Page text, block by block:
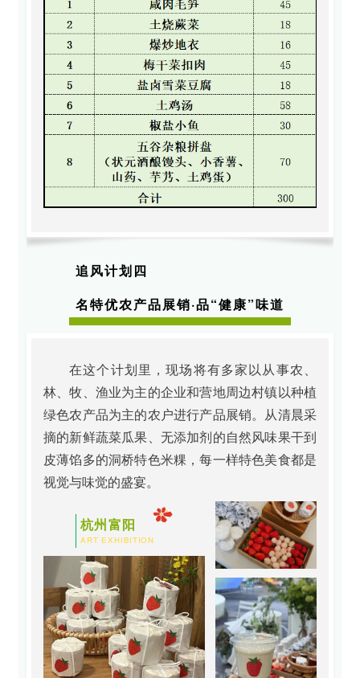
追风计划四
名特优农产品展销·品“健康”味道
在这个计划里，现场将有多家以从事农、
林、牧、渔业为主的企业和营地周边村镇以种植
绿色农产品为主的农户进行产品展销。从清晨采
摘的新鲜蔬菜瓜果、无添加剂的自然风味果干到
皮薄馅多的洞桥特色米粿，每一样特色美食都是
视觉与味觉的盛宴。
杭州富阳
ART EXHIBITION